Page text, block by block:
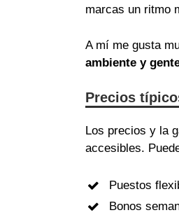
marcas un ritmo
A mí me gusta
ambiente y
Precios
Los precios y la
accesibles.
Puestos
Bonos